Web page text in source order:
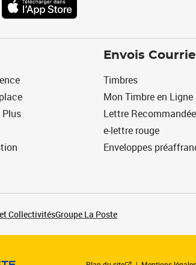
Plus
Envois
Timbres
Mon Timbre en Ligne
Lettre
e-lettre rouge
Enveloppes
CollectivitésGroupe La Poste